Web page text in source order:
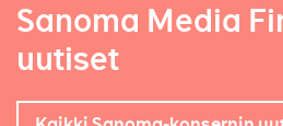
Sanoma Media
uutiset